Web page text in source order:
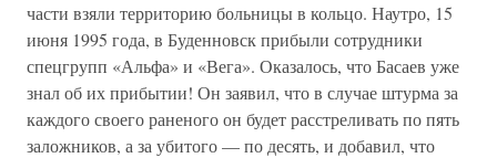
части взяли территорию больницы в кольцо. Наутро, 15
июня 1995 года, в Буденновск прибыли сотрудники
спецгрупп «Альфа» и «Вега». Оказалось, что Басаев уже
знал об их прибытии! Он заявил, что в случае штурма за
каждого своего раненого он будет расстреливать по пять
заложников, а за убитого — по десять, и добавил, что